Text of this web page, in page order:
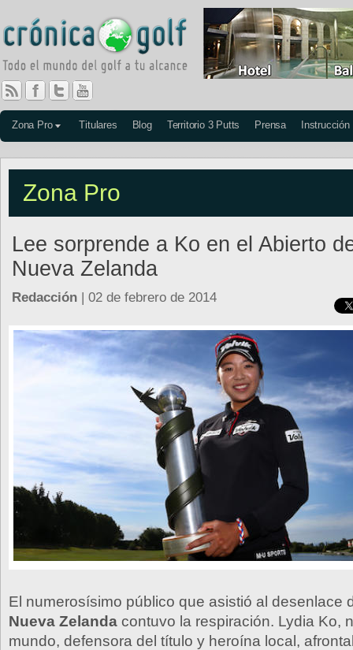
Zona Pro Titulares Blog Territorio 3 Putts Prensa Instrucción
Zona Pro
Lee sorprende a Ko en el Abierto
Nueva Zelanda
Redacción | 02 de febrero de 2014
El numerosísimo público que asistió al desenlace
Nueva Zelanda contuvo la respiración. Lydia Ko,
mundo, defensora del título y heroína local,